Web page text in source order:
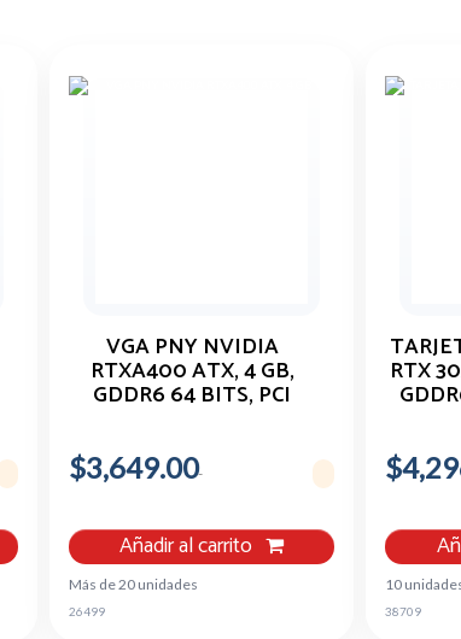
VGA PNY NVIDIA
RTXA400 ATX, 4 GB,
GDDR6 64 BITS, PCI
$3,649.00
Añadir al carrito
Más de 20 unidades
26499
RTX
10
38709